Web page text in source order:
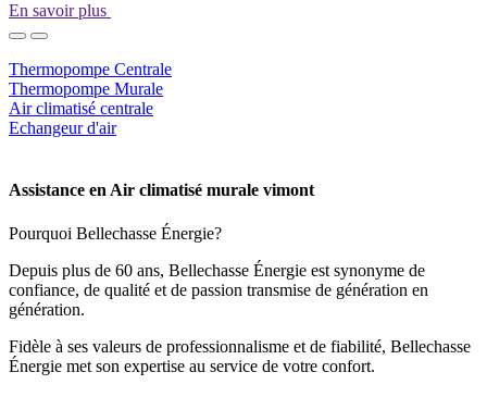
En savoir plus
Thermopompe Centrale
Thermopompe Murale
Air climatisé centrale
Echangeur d'air
Assistance en Air climatisé murale vimont
Pourquoi Bellechasse Énergie?
Depuis plus de 60 ans, Bellechasse Énergie est synonyme de
confiance, de qualité et de passion transmise de génération en
génération.
Fidèle à ses valeurs de professionnalisme et de fiabilité, Bellechasse
Énergie met son expertise au service de votre confort.